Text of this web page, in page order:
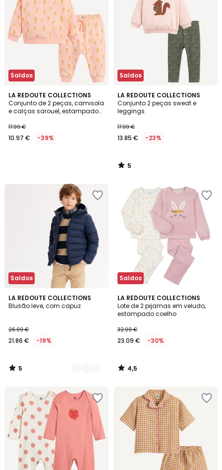
Saldos
LA REDOUTE COLLECTIONS
Conjunto de 2 peças, camisola
e calças sarouel, estampado
17.99 €
10.97 € -39%
Saldos
LA REDOUTE COLLECTIONS
Conjunto 2 peças sweat e
leggings
17.99 €
13.85 € -23%
5
/
5
5
/
Saldos
LA REDOUTE COLLECTIONS
Blusão leve, com capuz
26.99 €
21.86 € -19%
5
/
2
Cores
5
/
Saldos
LA REDOUTE COLLECTIONS
Lote de 2 pijamas em veludo,
estampado coelho
32.99 €
23.09 € -30%
4,5
/ 5
4,5
/